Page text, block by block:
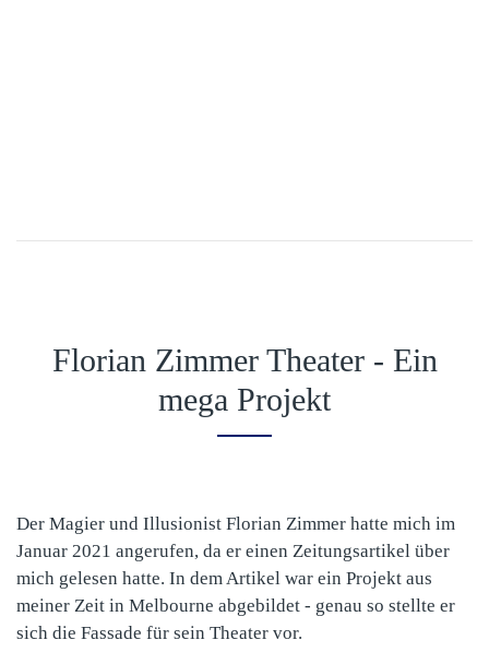
Florian Zimmer Theater - Ein
mega Projekt
Der Magier und Illusionist Florian Zimmer hatte mich im
Januar 2021 angerufen, da er einen Zeitungsartikel über
mich gelesen hatte. In dem Artikel war ein Projekt aus
meiner Zeit in Melbourne abgebildet - genau so stellte er
sich die Fassade für sein Theater vor.